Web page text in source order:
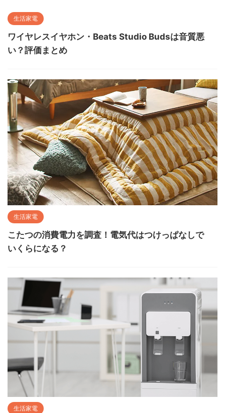
生活家電
ワイヤレスイヤホン・Beats Studio Budsは音質悪
い？評価まとめ
生活家電
こたつの消費電力を調査！電気代はつけっぱなしで
いくらになる？
生活家電